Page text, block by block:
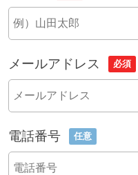
メールアドレス 必須
電話番号 任意